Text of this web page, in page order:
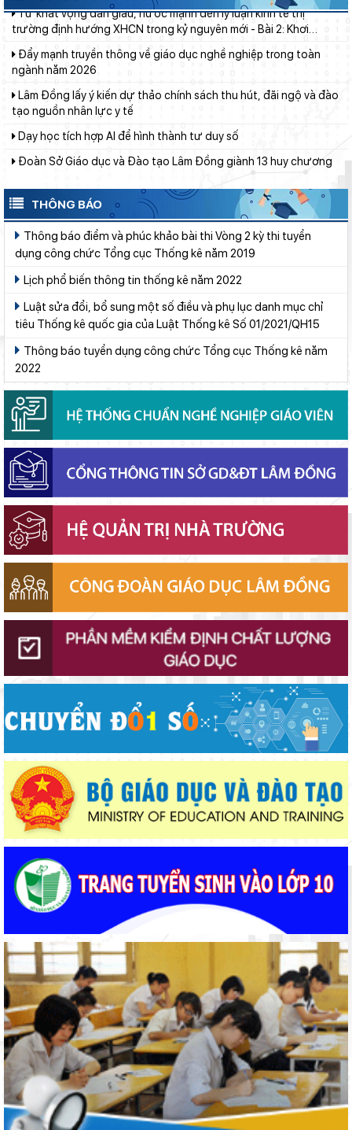
thông nguồn lực, vững bước tiến vào kỷ nguyên mới (tiếp theo
và hết)
Đẩy mạnh truyền thông về giáo dục nghề nghiệp trong toàn
Lâm Đồng lấy ý kiến dự thảo chính sách thu hút, đãi ngộ và đào
Dạy học tích hợp AI để hình thành tư duy số
viên, Tuyên truyền viên giỏi toàn quốc năm 2026 – Khu vực II
điều kiện cho năm học mới
Ngành Giáo dục Lâm Đồng lan tỏa đạo lý “Uống nước nhớ
này...
Gieo mầm hiếu học nơi vùng xa
Khát khao thay đổi cuộc sống bằng con đường học tập
Thí điểm giáo dục AI góp phần đổi mới quản trị, nâng cao hiệu
quả hoạt động giáo dục
Bộ Giáo dục và Đào tạo triển khai 100 ngày tháo gỡ các điểm
nghẽn về chuyển đổi số
Bảo đảm ngày khai giảng thực sự là ngày hội của học sinh và
giáo viên
Phường Xuân Trường – Đà Lạt: trang bị kiến thức, kỹ năng
phòng, chống đuối nước và sơ cấp cứu cho thanh thiếu nhi
Lâm Đồng tập huấn cán bộ quản lý ngành Giáo dục, sẵn sàng
cho năm học 2026 - 2027
Lâm Đồng tạo nền tảng đột phá phát triển giáo dục và đào tạo
trường định hướng XHCN trong kỷ nguyên mới - Bài 1: Khẳng
định tư tưởng Hồ Chí Minh, đấu tranh với luận điệu xuyên tạc
Giữ vững nền tảng tư tưởng của Ðảng từ học đường
Từ khát vọng dân giàu, nước mạnh đến lý luận kinh tế thị
trường định hướng XHCN trong kỷ nguyên mới - Bài 2: Khơi
thông nguồn lực, vững bước tiến vào kỷ nguyên mới (tiếp theo
và hết)
Đẩy mạnh truyền thông về giáo dục nghề nghiệp trong toàn
ngành năm 2026
Lâm Đồng lấy ý kiến dự thảo chính sách thu hút, đãi ngộ và đào
tạo nguồn nhân lực y tế
Dạy học tích hợp AI để hình thành tư duy số
môn Karate
Giáo viên Trường THPT Đạm Ri đạt giải Nhì Hội thi Báo cáo
viên, Tuyên truyền viên giỏi toàn quốc năm 2026 – Khu vực II
điều kiện cho năm học mới
Ngành Giáo dục Lâm Đồng lan tỏa đạo lý “Uống nước nhớ
nguồn”
Thí sinh đạt 28,5 điểm xét tuyển nhưng ôm mẹ khóc vì lý do
này...
THÔNG BÁO
dụng công chức Tổng cục Thống kê năm 2019
Lịch phổ biến thông tin thống kê năm 2022
tiêu Thống kê quốc gia của Luật Thống kê Số 01/2021/QH15
2022